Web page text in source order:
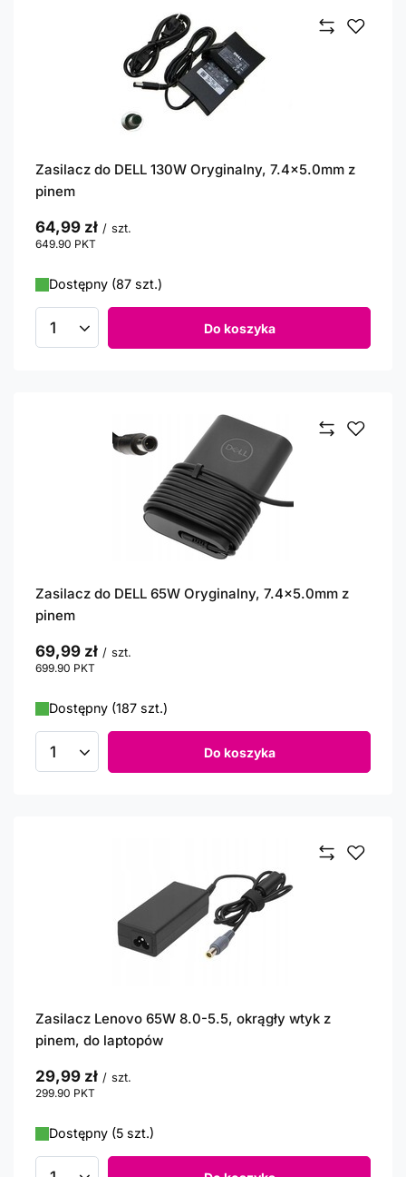
Zasilacz do DELL 130W Oryginalny, 7.4x5.0mm z
pinem
64,99 zł / szt.
649.90 PKT
Dostępny (87 szt.)
Ilość produktów Do koszyka
Zasilacz do DELL 65W Oryginalny, 7.4x5.0mm z
pinem
69,99 zł / szt.
699.90 PKT
Dostępny (187 szt.)
Ilość produktów Do koszyka
Zasilacz Lenovo 65W 8.0-5.5, okrągły wtyk z
pinem, do laptopów
29,99 zł / szt.
299.90 PKT
Dostępny (5 szt.)